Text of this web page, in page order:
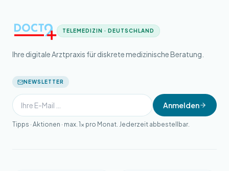
TELEMEDIZIN · DEUTSCHLAND
Ihre digitale Arztpraxis für diskrete medizinische Beratung.
NEWSLETTER
Anmelden
Tipps · Aktionen · max. 1× pro Monat. Jederzeit abbestellbar.